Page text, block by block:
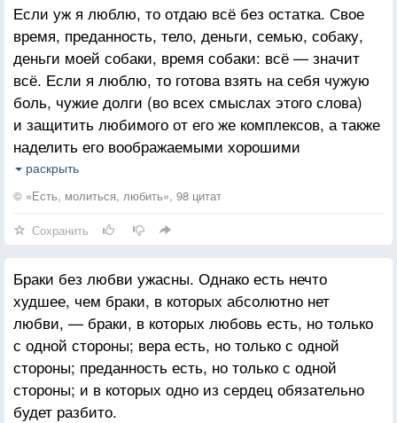
Если уж я люблю, то отдаю всё без остатка. Свое
время, преданность, тело, деньги, семью, собаку,
деньги моей собаки, время собаки: всё — значит
всё. Если я люблю, то готова взять на себя чужую
боль, чужие долги (во всех смыслах этого слова)
и защитить любимого от его же комплексов, а также
наделить его воображаемыми хорошими
качествами, которых у него и в помине не было.
Я готова накупить рождественских подарков для
вызвать солнце и дождь, и если сразу не выйдет, то
в следующий раз уж точно. Отдав другому всё это
и полкоролевства в придачу, я в конце концов
почувствую себя полностью истощенной
и измученной, и лишь одно будет способно
восстановить мои силы? Слепая влюбленность
в следующего. Гордиться тут нечем, но так было
всегда.
раскрыть
© «Есть, молиться, любить», 98 цитат
Сохранить
Браки без любви ужасны. Однако есть нечто
худшее, чем браки, в которых абсолютно нет
любви, — браки, в которых любовь есть, но только
с одной стороны; вера есть, но только с одной
стороны; преданность есть, но только с одной
стороны; и в которых одно из сердец обязательно
будет разбито.